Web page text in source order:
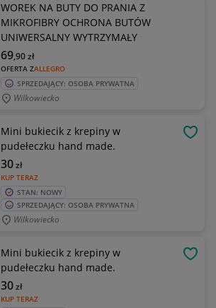
WOREK NA BUTY DO PRANIA Z
MIKROFIBRY OCHRONA BUTÓW
UNIWERSALNY WYTRZYMAŁY
OFERTA ZALLEGRO
69,90zł
SPRZEDAJĄCY: OSOBA PRYWATNA
Wilkowiecko
Mini bukiecik z krepiny w
pudełeczku hand made.
KUP TERAZ
30zł
STAN: NOWY
SPRZEDAJĄCY: OSOBA PRYWATNA
Wilkowiecko
Mini bukiecik z krepiny w
pudełeczku hand made.
KUP TERAZ
30zł